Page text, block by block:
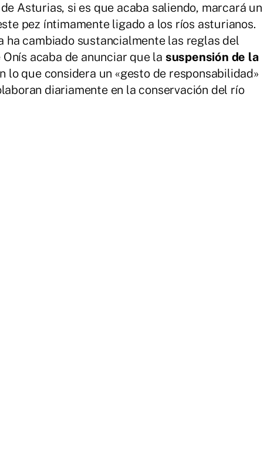
Asturias, si es que acaba saliendo, marcará un
pez íntimamente ligado a los ríos asturianos.
ha cambiado sustancialmente las reglas del
acaba de anunciar que la suspensión de la
lo que considera un «gesto de responsabilidad»
diariamente en la conservación del río